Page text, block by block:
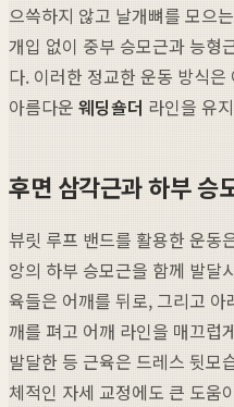
으쓱하지 않고 날개뼈를 모으
개입 없이 중부 승모근과 능형
다. 이러한 정교한 운동 방식
아름다운 웨딩숄더 라인을 유
후면 삼각근과 하부 승
뷰릿 루프 밴드를 활용한 운동
앙의 하부 승모근을 함께 발달
육들은 어깨를 뒤로, 그리고
깨를 펴고 어깨 라인을 매끄럽
발달한 등 근육은 드레스 뒷모
체적인 자세 교정에도 큰 도움